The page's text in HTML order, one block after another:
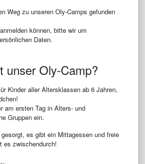
Weg zu unseren Oly-Camps gefunden
können, bitte wir um
Daten.
unser Oly-Camp?
Kinder aller Altersklassen ab 6 Jahren,
am ersten Tag in Alters- und
Gruppen ein.
es gibt ein Mittagessen und freie
es zwischendurch!